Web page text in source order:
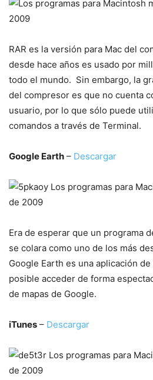
RAR es la versión para Mac del
desde hace años es usado por
todo el mundo. Sin embargo, la
del compresor es que no cuenta
usuario, por lo que sólo puede
comandos a través de Terminal.
Google Earth – Descargar
Era de esperar que un programa
se colara como uno de los más
Google Earth es una aplicación
posible acceder de forma
de mapas de Google.
iTunes – Descargar